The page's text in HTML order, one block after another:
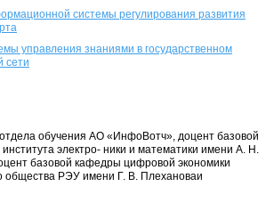
системы регулирования развития
управления знаниями в государственном
сети
отдела обучения АО «ИнфоВотч», доцент базовой
электро- ники и математики имени А. Н.
базовой кафедры цифровой экономики
общества РЭУ имени Г. В. Плехановаи